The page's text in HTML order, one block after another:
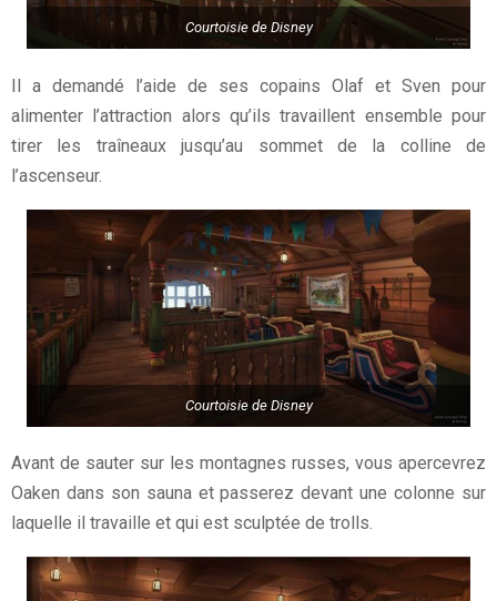
Courtoisie de Disney
Il a demandé l’aide de ses copains Olaf et Sven pour
alimenter l’attraction alors qu’ils travaillent ensemble pour
tirer les traîneaux jusqu’au sommet de la colline de
l’ascenseur.
Courtoisie de Disney
Avant de sauter sur les montagnes russes, vous apercevrez
Oaken dans son sauna et passerez devant une colonne sur
laquelle il travaille et qui est sculptée de trolls.